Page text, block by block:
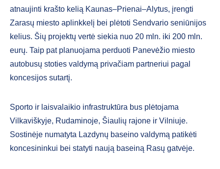
atnaujinti krašto kelią Kaunas–Prienai–Alytus, įrengti
Zarasų miesto aplinkkelį bei plėtoti Sendvario seniūnijos
kelius. Šių projektų vertė siekia nuo 20 mln. iki 200 mln.
eurų. Taip pat planuojama perduoti Panevėžio miesto
autobusų stoties valdymą privačiam partneriui pagal
koncesijos sutartį.
Sporto ir laisvalaikio infrastruktūra bus plėtojama
Vilkaviškyje, Rudaminoje, Šiaulių rajone ir Vilniuje.
Sostinėje numatyta Lazdynų baseino valdymą patikėti
koncesininkui bei statyti naują baseiną Rasų gatvėje.